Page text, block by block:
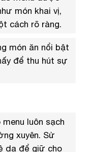
món khai vị,
cách rõ ràng.
món ăn nổi bật
để thu hút sự
luôn sạch
xuyên. Sử
da để giữ cho